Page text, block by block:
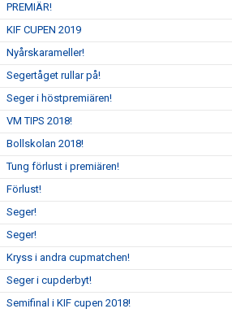
PREMIÄR!
KIF CUPEN 2019
Nyårskarameller!
Segertåget rullar på!
Seger i höstpremiären!
VM TIPS 2018!
Bollskolan 2018!
Tung förlust i premiären!
Förlust!
Seger!
Seger!
Kryss i andra cupmatchen!
Seger i cupderbyt!
Semifinal i KIF cupen 2018!